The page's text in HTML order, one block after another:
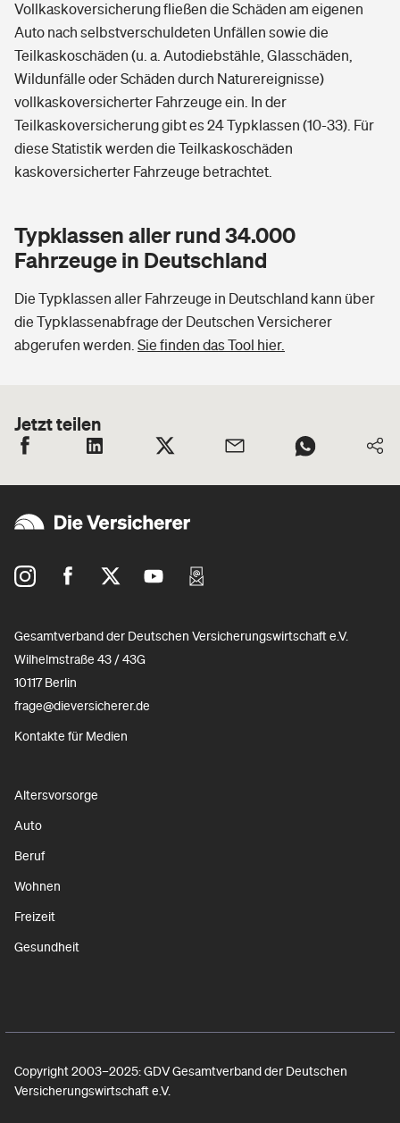
Vollkaskoversicherung fließen die Schäden am eigenen
Auto nach selbstverschuldeten Unfällen sowie die
Teilkaskoschäden (u. a. Autodiebstähle, Glasschäden,
Wildunfälle oder Schäden durch Naturereignisse)
vollkaskoversicherter Fahrzeuge ein. In der
Teilkaskoversicherung gibt es 24 Typklassen (10-33). Für
diese Statistik werden die Teilkaskoschäden
kaskoversicherter Fahrzeuge betrachtet.
Typklassen aller rund 34.000
Fahrzeuge in Deutschland
Die Typklassen aller Fahrzeuge in Deutschland kann über
die Typklassenabfrage der Deutschen Versicherer
abgerufen werden. Sie finden das Tool hier.
Jetzt teilen
Gesamtverband der Deutschen Versicherungswirtschaft e.V.
Wilhelmstraße 43 / 43G
10117 Berlin
frage@dieversicherer.de
Kontakte für Medien
Altersvorsorge
Auto
Beruf
Wohnen
Freizeit
Gesundheit
Copyright 2003–2025: GDV Gesamtverband der Deutschen
Versicherungswirtschaft e.V.